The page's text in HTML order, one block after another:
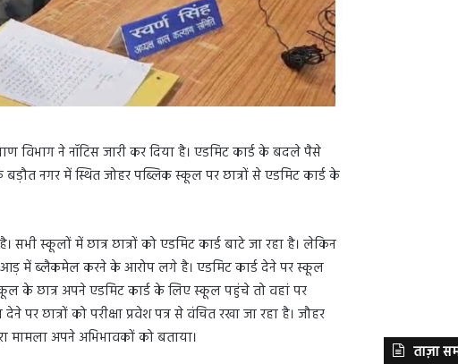
विभाग ने नॉटिस जारी कर दिया है। एडमिट कार्ड के बदले पैसे
नगर में स्थित जोहर पब्लिक स्कूल पर छात्रों से एडमिट कार्ड के
स्कूलों में छात्र छात्रों को एडमिट कार्ड बाटे जा रहा है। लेकिन
आड़ में ब्लैकमेल करने के आरोप लगे है। एडमिट कार्ड देने पर स्कूल
के छात्र अपने एडमिट कार्ड के लिए स्कूल पहुंचे तो वहां पर
छात्रों को परीक्षा प्रवेश पत्र से वंचित रखा जा रहा है। जौहर
मामला अपने अभिभावकों को बताया।
ताज़ा